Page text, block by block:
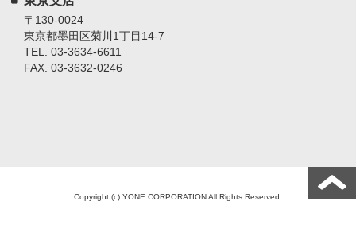
〒130-0024
東京都墨田区菊川1丁目14-7
TEL. 03-3634-6611
FAX. 03-3632-0246
Copyright (c) YONE CORPORATION All Rights Reserved.